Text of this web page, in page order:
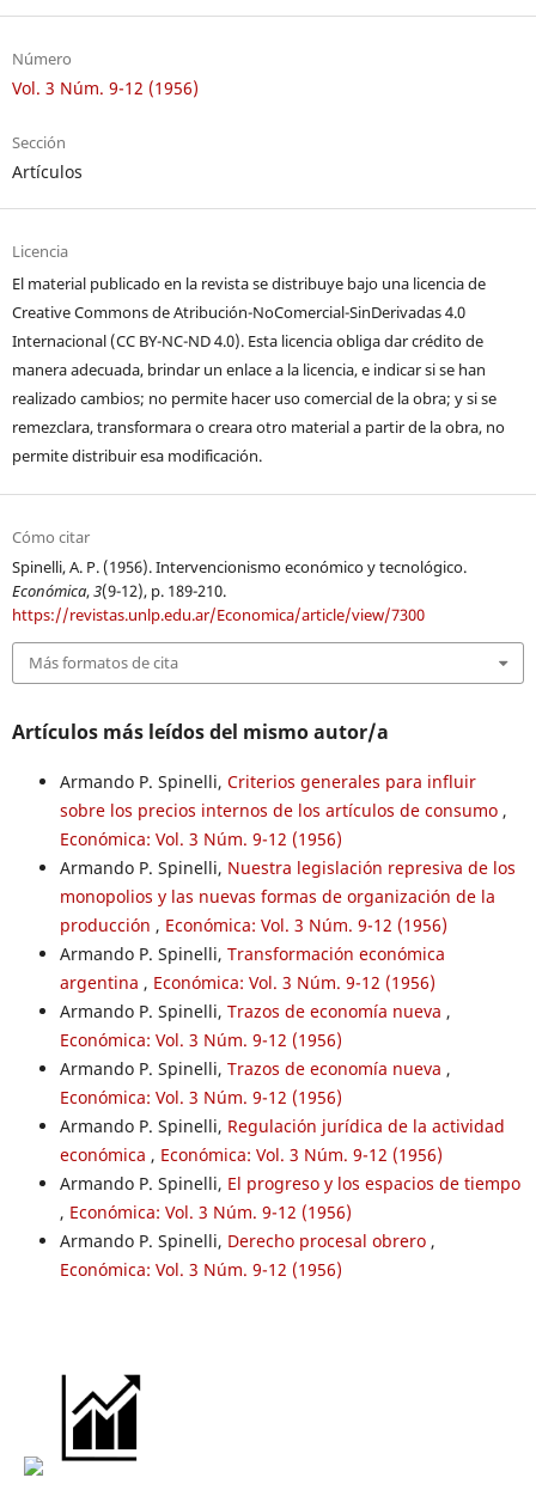
Número
Vol. 3 Núm. 9-12 (1956)
Sección
Artículos
Licencia
El material publicado en la revista se distribuye bajo una licencia de
Creative Commons de Atribución-NoComercial-SinDerivadas 4.0
Internacional (CC BY-NC-ND 4.0). Esta licencia obliga dar crédito de
manera adecuada, brindar un enlace a la licencia, e indicar si se han
realizado cambios; no permite hacer uso comercial de la obra; y si se
remezclara, transformara o creara otro material a partir de la obra, no
permite distribuir esa modificación.
Cómo citar
Spinelli, A. P. (1956). Intervencionismo económico y tecnológico.
Económica,3(9-12), p. 189-210.
https://revistas.unlp.edu.ar/Economica/article/view/7300
Más formatos de cita
Artículos más leídos del mismo autor/a
Armando P. Spinelli, Criterios generales para influir
sobre los precios internos de los artículos de consumo ,
Económica: Vol. 3 Núm. 9-12 (1956)
Armando P. Spinelli, Nuestra legislación represiva de los
monopolios y las nuevas formas de organización de la
producción , Económica: Vol. 3 Núm. 9-12 (1956)
Armando P. Spinelli, Transformación económica
argentina , Económica: Vol. 3 Núm. 9-12 (1956)
Armando P. Spinelli, Trazos de economía nueva ,
Económica: Vol. 3 Núm. 9-12 (1956)
Armando P. Spinelli, Trazos de economía nueva ,
Económica: Vol. 3 Núm. 9-12 (1956)
Armando P. Spinelli, Regulación jurídica de la actividad
económica , Económica: Vol. 3 Núm. 9-12 (1956)
Armando P. Spinelli, El progreso y los espacios de tiempo
, Económica: Vol. 3 Núm. 9-12 (1956)
Armando P. Spinelli, Derecho procesal obrero ,
Económica: Vol. 3 Núm. 9-12 (1956)